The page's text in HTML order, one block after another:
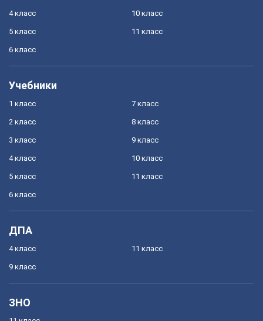
4 класс
5 класс
6 класс
10 класс
11 класс
Учебники
1 класс
2 класс
3 класс
4 класс
5 класс
6 класс
7 класс
8 класс
9 класс
10 класс
11 класс
ДПА
4 класс
9 класс
11 класс
ЗНО